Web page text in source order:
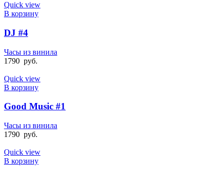
Quick view
В корзину
DJ #4
Часы из винила
1790 руб.
Quick view
В корзину
Good Music #1
Часы из винила
1790 руб.
Quick view
В корзину